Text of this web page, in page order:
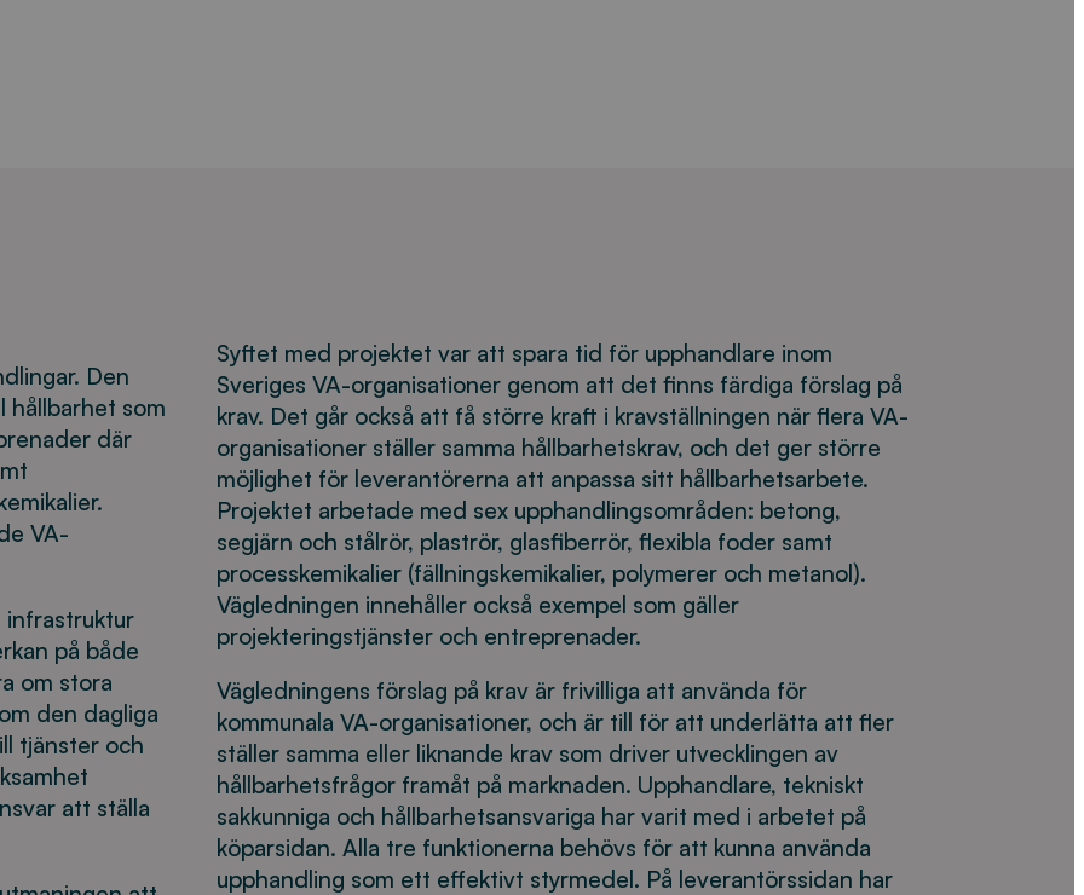
Den
hållbarhet som
där
VA-
infrastruktur
på både
om stora
den dagliga
tjänster och
att ställa
Syftet med projektet var att spara tid för upphandlare inom
Sveriges VA-organisationer genom att det finns färdiga förslag på
krav. Det går också att få större kraft i kravställningen när flera VA-
organisationer ställer samma hållbarhetskrav, och det ger större
möjlighet för leverantörerna att anpassa sitt hållbarhetsarbete.
Projektet arbetade med sex upphandlingsområden: betong,
segjärn och stålrör, plaströr, glasfiberrör, flexibla foder samt
processkemikalier (fällningskemikalier, polymerer och metanol).
Vägledningen innehåller också exempel som gäller
projekteringstjänster och entreprenader.
Vägledningens förslag på krav är frivilliga att använda för
kommunala VA-organisationer, och är till för att underlätta att fler
ställer samma eller liknande krav som driver utvecklingen av
hållbarhetsfrågor framåt på marknaden. Upphandlare, tekniskt
sakkunniga och hållbarhetsansvariga har varit med i arbetet på
köparsidan. Alla tre funktionerna behövs för att kunna använda
upphandling som ett effektivt styrmedel. På leverantörssidan har